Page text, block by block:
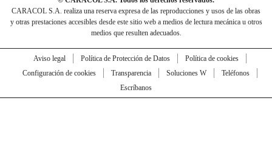
CARACOL S.A. realiza una reserva expresa de las reproducciones y usos de las obras
y otras prestaciones accesibles desde este sitio web a medios de lectura mecánica u otros
medios que resulten adecuados.
Aviso legal Política de Protección de Datos
Política de cookies
Configuración de cookies
Transparencia Soluciones W
Teléfonos
Escríbanos